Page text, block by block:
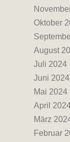
Oktober
August
Juli 2024
Juni 2024
Mai 2024
April
März
Februar